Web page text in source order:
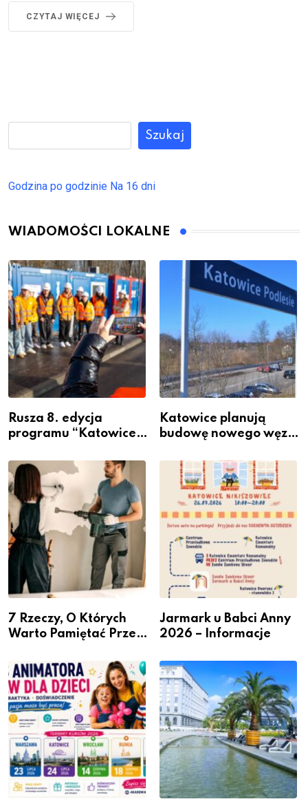
CZYTAJ WIĘCEJ
Szukaj
Godzina po godzinie Na 16 dni
WIADOMOŚCI LOKALNE
Rusza 8. edycja
programu “Katowice
– nabór dla
przedsiębiorców
Katowice planują
budowę nowego węzła
Podlesiu
7 Rzeczy, O Których
Warto Pamiętać Przed
Jarmark u Babci Anny
2026 – Informacje